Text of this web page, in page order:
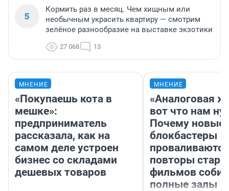
5
Кормить раз в месяц. Чем хищным или
необычным украсить квартиру — смотрим
зелёное разнообразие на выставке экзотики
27 068 13
МНЕНИЕ
«Покупаешь кота в
мешке»:
предприниматель
рассказала, как на
самом деле устроен
бизнес со складами
дешевых товаров
МНЕНИЕ
«Аналоговая
вот что нам
Почему новые
блокбастеры
повторы
фильмов
полные залы